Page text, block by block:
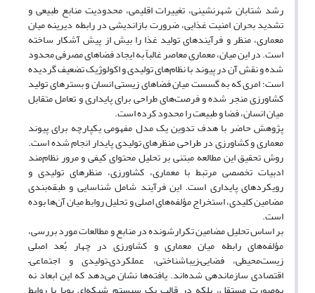
رشد شتابان شهرنشینی، تغییرات اقلیمی، محدودیت منابع طبیعی و
تشدید بحران امنیت غذایی، ضرورت بازاندیشی در رابطه دیرینه میان
معماری، منظر و فرآیندهای تولید غذا را بیش از پیش آشکار ساخته
است. در این میان، معماری معاصر غالباً به ایجاد فضاهای مصرفی محدود
شده و نقش آن در پیوند با نظام‌های تولیدی و اکولوژیک تضعیف گردیده
است؛ امری که به گسست میان فضاهای زیستی انسان و بسترهای تولید
کشاورزی منجر شده و فرصت‌های طراحی برای پایداری و تعامل متقابل
میان انسان، فضا و طبیعت را محدود کرده است.
پژوهش حاضر با هدف تدوین یک مدل مفهومی یکپارچه برای پیوند
معماری و کشاورزی در طراحی منظرهای تولیدی پایدار انجام شده است.
روش تحقیق این مطالعه مبتنی بر تحلیل محتوای کیفی و مرور نظام‌مند
ادبیات تخصصی مرتبط با معماری، کشاورزی، منظرهای تولیدی و
رویکردهای پایداری است. این فرآیند شامل شناسایی و طبقه‌بندی
مضامین کلیدی، استخراج مؤلفه‌های اصلی و تحلیل روابط میان آن‌ها بوده
است.
بر اساس تحلیل مضامین تکرارشونده در منابع و مطالعات مورد بررسی،
مؤلفه‌های رابطه میان معماری و کشاورزی در چهار بُعد اصلی
زیست‌محیطی، فضایی–زیباشناختی، عملکردی–تولیدی و اجتماعی–
اقتصادی سازماندهی شده‌اند. یافته‌ها نشان می‌دهد که این ابعاد نه